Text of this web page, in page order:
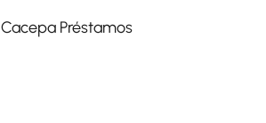
Cacepa Préstamos